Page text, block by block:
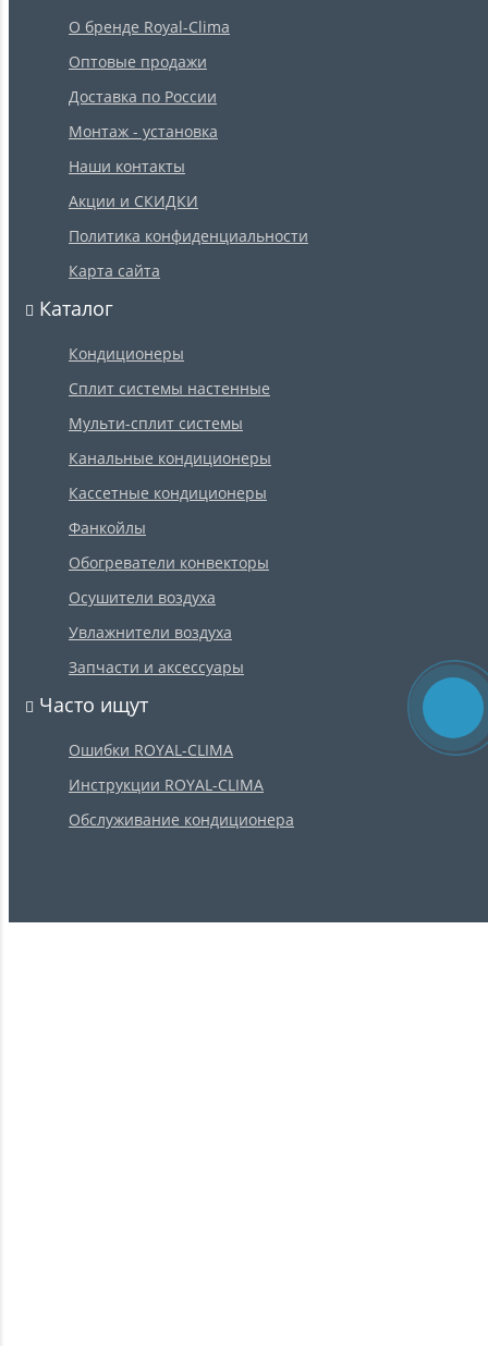
О бренде Royal-Clima
Оптовые продажи
Доставка по России
Монтаж - установка
Наши контакты
Акции и СКИДКИ
Политика конфиденциальности
Карта сайта
Каталог
Кондиционеры
Сплит системы настенные
Мульти-сплит системы
Канальные кондиционеры
Кассетные кондиционеры
Фанкойлы
Обогреватели конвекторы
Осушители воздуха
Увлажнители воздуха
Запчасти и аксессуары
Часто ищут
Ошибки ROYAL-CLIMA
Инструкции ROYAL-CLIMA
Обслуживание кондиционера